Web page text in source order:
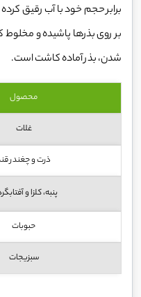
برابر حجم خود با آب رقیق
بر روی بذرها پاشیده و
شدن، بذر آماده کاشت است.
محصول
غلات
ذرت و چغندر
پنبه، کلزا و
حبوبات
سبزیجات